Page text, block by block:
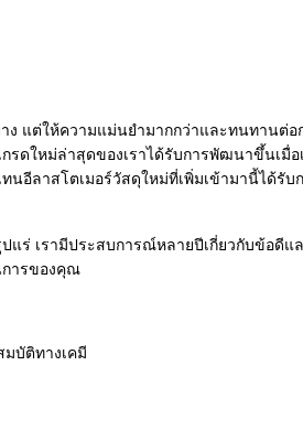
ง แต่ให้ความแม่นยำมากกว่าและทนทานต่
ใหม่ล่าสุดของเราได้รับการพัฒนาขึ้นเมื่อ
นอีลาสโตเมอร์วัสดุใหม่ที่เพิ่มเข้ามานี้ได้
เรามีประสบการณ์หลายปีเกี่ยวกับข้อดีแ
การของคุณ
บัติทางเคมี